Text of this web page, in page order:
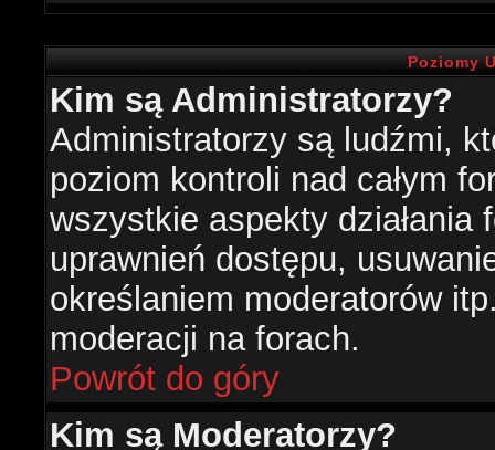
Poziomy
Kim są Administratorzy?
Administratorzy są ludźmi,
poziom kontroli nad całym
wszystkie aspekty działania
uprawnień dostępu,
określaniem moderatorów
moderacji na forach.
Powrót do góry
Kim są Moderatorzy?